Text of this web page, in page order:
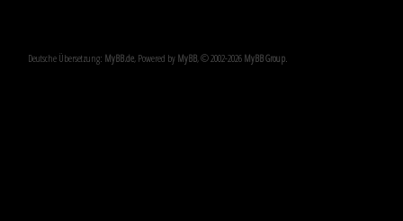
Deutsche Übersetzung: MyBB.de, Powered by MyBB, © 2002-2026 MyBB Group.